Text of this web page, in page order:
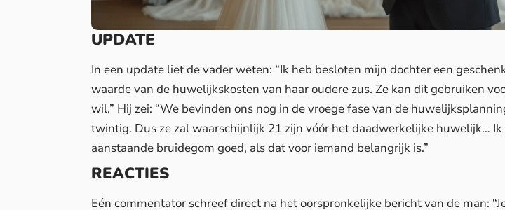
UPDATE
In een update liet de vader weten: “Ik heb besloten mijn dochter een
waarde van de huwelijkskosten van haar oudere zus. Ze kan dit gebruiken
wil.” Hij zei: “We bevinden ons nog in de vroege fase van de
twintig. Dus ze zal waarschijnlijk 21 zijn vóór het daadwerkelijke huwelijk… Ik
aanstaande bruidegom goed, als dat voor iemand belangrijk is.”
REACTIES
Eén commentator schreef direct na het oorspronkelijke bericht van de man: